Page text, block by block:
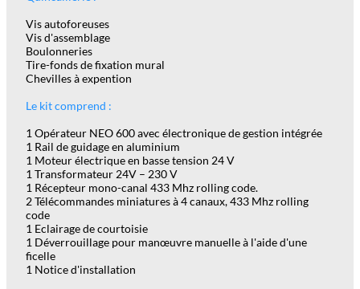
Vis autoforeuses
Vis d'assemblage
Boulonneries
Tire-fonds de fixation mural
Chevilles à expention
Le kit comprend :
1 Opérateur NEO 600 avec électronique de gestion intégrée
1 Rail de guidage en aluminium
1 Moteur électrique en basse tension 24 V
1 Transformateur 24V – 230 V
1 Récepteur mono-canal 433 Mhz rolling code.
2 Télécommandes miniatures à 4 canaux, 433 Mhz rolling
code
1 Eclairage de courtoisie
1 Déverrouillage pour manœuvre manuelle à l'aide d'une
ficelle
1 Notice d'installation